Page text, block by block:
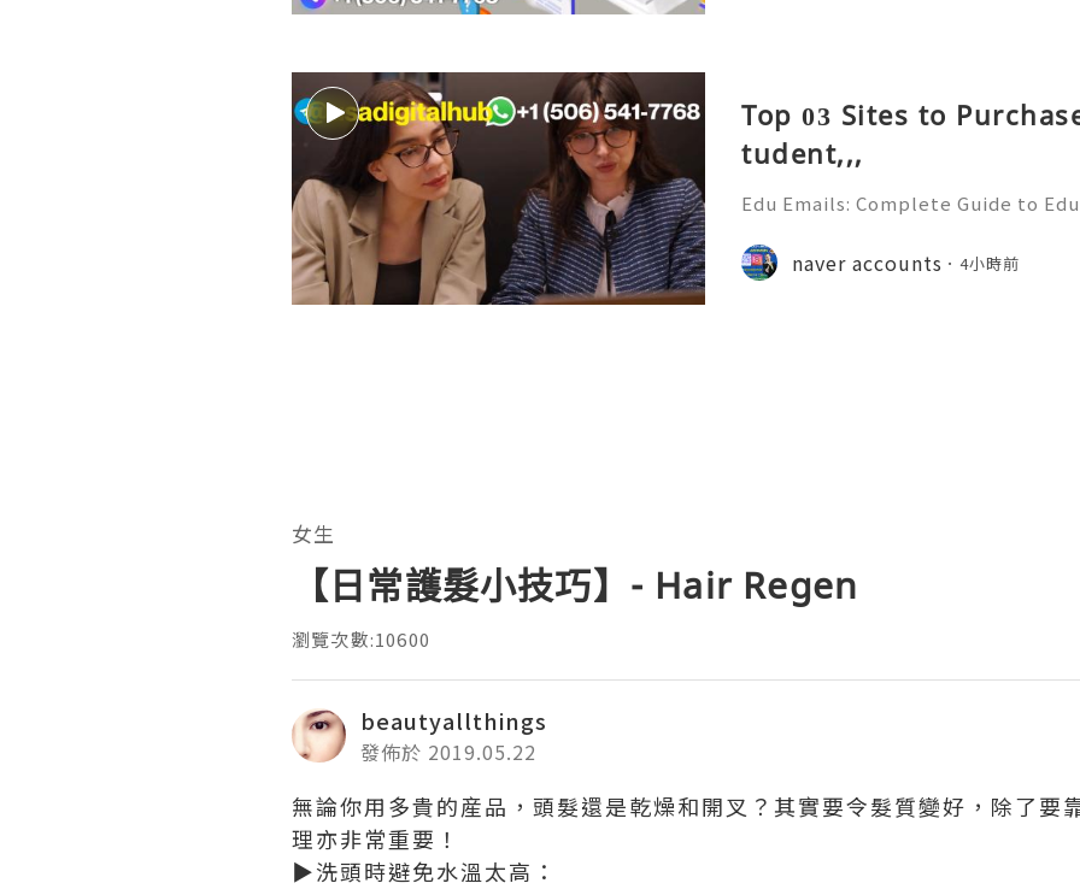
Top 03 Sites to
tudent,,,
Edu Emails: Complete Guide to
& Reliable 24/7 Customer Support
+1 (506) 541-7768
naver accounts 4小時前
女生
【日常護髮小技巧】- Hair Regen
瀏覽次數:10600
beautyallthings
發佈於 2019.05.22
無論你用多貴的産品，頭髮還是乾燥和開叉？其實要令髮質變好，除了要
理亦非常重要！
▶洗頭時避免水溫太高：